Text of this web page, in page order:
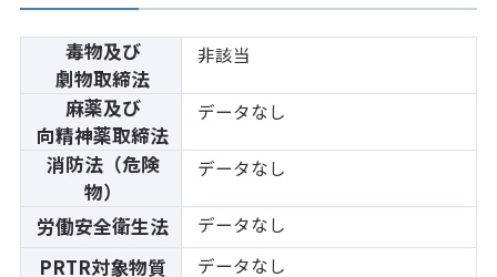
毒物及び
劇物取締法
非該当
麻薬及び
向精神薬取締法
データなし
消防法（危険
物）
データなし
労働安全衛生法 データなし
PRTR対象物質 データなし